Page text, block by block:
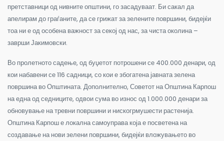
претставници од нивните општини, го засадуваат. Би сакал да
апелирам до граѓаните, да се грижат за зелените површини, бидејќи
тоа ни е од особена важност за секој од нас, за чиста околина –
заврши Јакимовски.
Во пролетното садење, од буџетот потрошени се 400.000 денари, од
кои набавени се 116 садници, со кои е збогатена јавната зелена
површина во Општината. Дополнително, Советот на Општина Карпош
на една од седниците, одвои сума во износ од 1.000.000 денари за
обновување на тревни површини и нискогрмушести растенија.
Општина Карпош е локална самоуправа која е посветена на
создавање на нови зелени површини, бидејќи вложувањето во